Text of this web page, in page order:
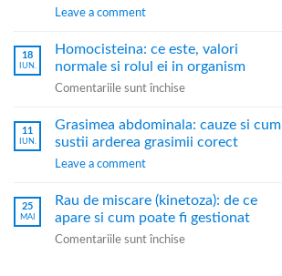
Leave a comment
18
IUN.
Homocisteina: ce este, valori
normale si rolul ei in organism
Comentariile sunt închise
11
IUN.
Grasimea abdominala: cauze si cum
sustii arderea grasimii corect
Leave a comment
25
MAI
Rau de miscare (kinetoza): de ce
apare si cum poate fi gestionat
Comentariile sunt închise